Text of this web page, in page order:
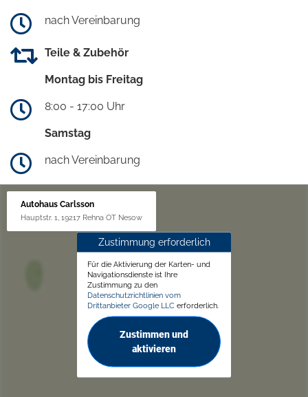
nach Vereinbarung
Teile & Zubehör
Montag bis Freitag
8:00 - 17:00 Uhr
Samstag
nach Vereinbarung
Autohaus Carlsson
Hauptstr. 1, 19217 Rehna OT Nesow
Zustimmung erforderlich
Für die Aktivierung der Karten- und
Navigationsdienste ist Ihre
Zustimmung zu den
Datenschutzrichtlinien vom
Drittanbieter Google LLC erforderlich.
Zustimmen und
aktivieren